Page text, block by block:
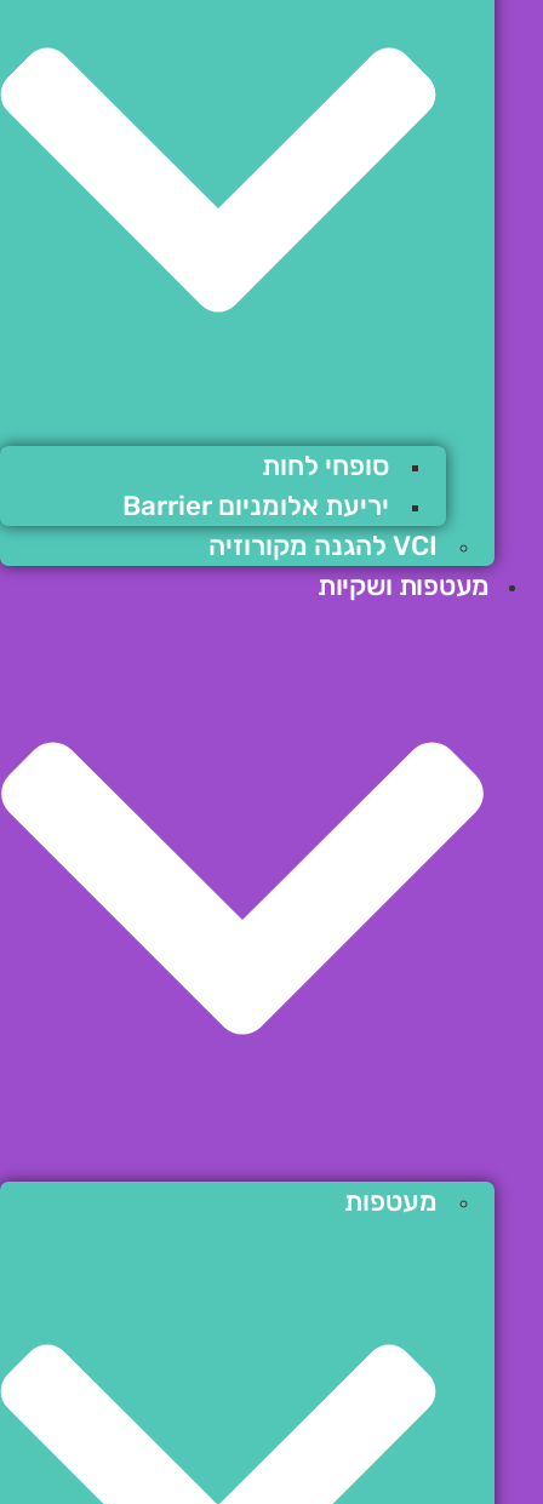
סופחי לחות
יריעת אלומניום Barrier
VCI להגנה מקורוזיה
מעטפות ושקיות
מעטפות